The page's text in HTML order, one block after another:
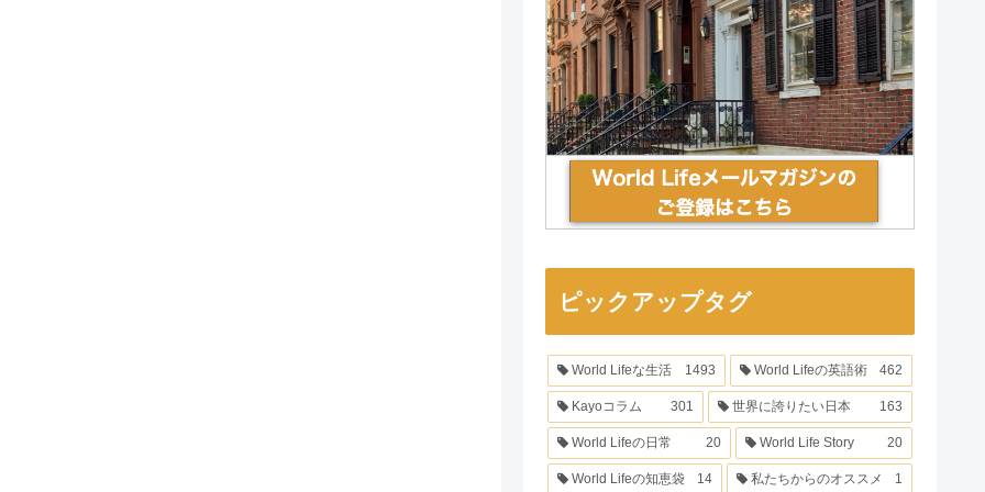
ピックアップタグ
World Lifeな生活 1493 World Lifeの英語術 462
Kayoコラム 301 世界に誇りたい日本 163
World Lifeの日常 20 World Life Story 20
World Lifeの知恵袋 14 私たちからのオススメ 1